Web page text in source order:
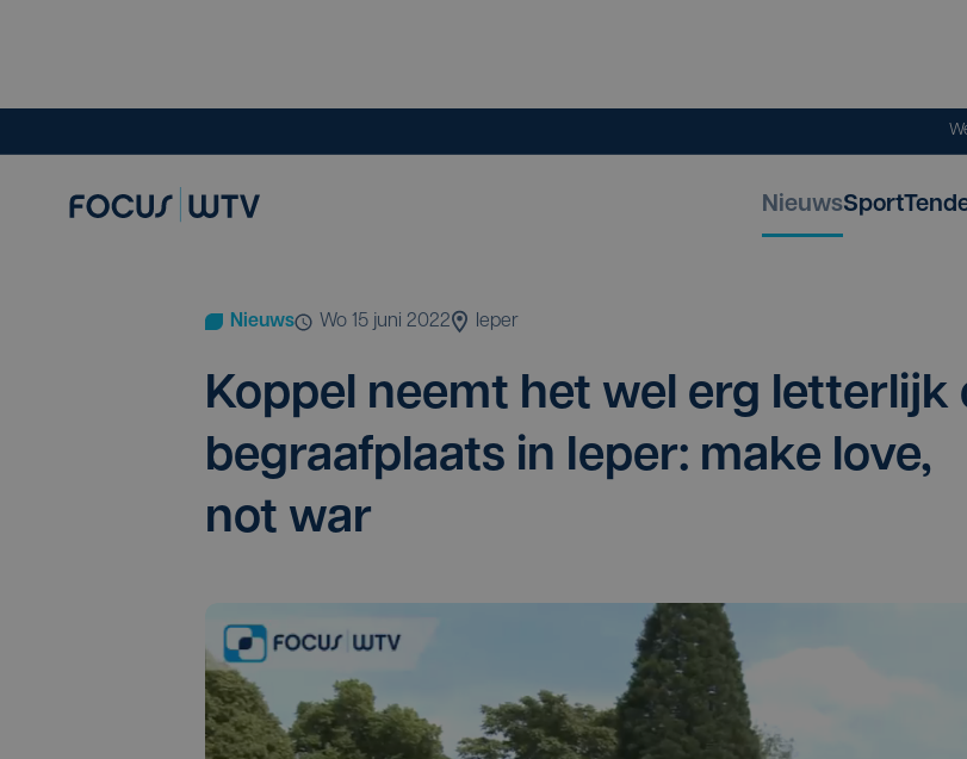
NieuwsSport
Nieuws wo 15 juni 2022 Ieper
Kop­pel neemt het wel erg let­ter­lijk
begraaf­plaats in Ieper: make love,
not war